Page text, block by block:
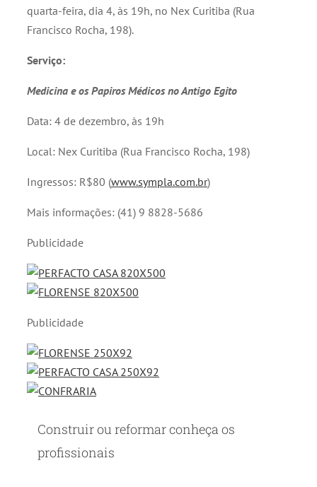
quarta-feira, dia 4, às 19h, no Nex Curitiba (Rua
Francisco Rocha, 198).
Serviço:
Medicina e os Papiros Médicos no Antigo Egito
Data: 4 de dezembro, às 19h
Local: Nex Curitiba (Rua Francisco Rocha, 198)
Ingressos: R$80 (www.sympla.com.br)
Mais informações: (41) 9 8828-5686
Publicidade
Publicidade
Construir ou reformar conheça os
profissionais